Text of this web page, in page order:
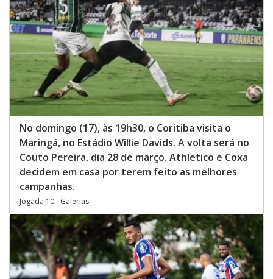
No domingo (17), às 19h30, o Coritiba visita o
Maringá, no Estádio Willie Davids. A volta será no
Couto Pereira, dia 28 de março. Athletico e Coxa
decidem em casa por terem feito as melhores
campanhas.
Jogada 10 - Galerias